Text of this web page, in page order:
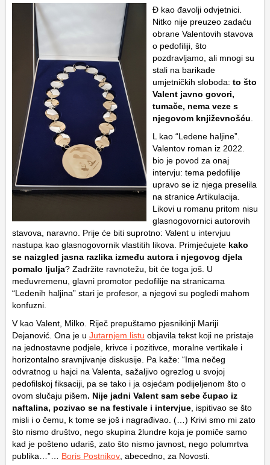
Đ kao đavolji odvjetnici.
Nitko nije preuzeo zadaću
obrane Valentovih stavova
o pedofiliji, što
pozdravljamo, ali mnogi su
stali na barikade
umjetničkih sloboda: to što
Valent javno govori,
tumače, nema veze s
njegovom književnošću
L kao “Ledene haljine”.
Valentov roman iz 2022.
bio je povod za onaj
intervju: tema pedofilije
upravo se iz njega preselila
na stranice Artikulacija.
Likovi u romanu pritom nisu
glasnogovornici autorovih
stavova, naravno. Prije će biti suprotno: Valent u intervjuu
nastupa kao glasnogovornik vlastitih likova. Primjećujete kako
se naizgled jasna razlika između autora i njegovog djela
pomalo ljulja? Zadržite ravnotežu, bit će toga još. U
međuvremenu, glavni promotor pedofilije na stranicama
“Ledenih haljina” stari je profesor, a njegovi su pogledi mahom
konfuzni.
V kao Valent, Milko. Riječ prepuštamo pjesnikinji Mariji
Dejanović . Ona je u Jutarnjem listu objavila tekst koji ne pristaje
na jednostavne podjele, krivce i pozitivce, moralne vertikale i
horizontalno sravnjivanje diskusije. Pa kaže: “Ima nečeg
odvratnog u hajci na Valenta, sažaljivo ogrezlog u svojoj
pedofilskoj fiksaciji, pa se tako i ja osjećam podijeljenom što o
ovom slučaju pišem. Nije jadni Valent sam sebe čupao iz
naftalina, pozivao se na festivale i intervjue , ispitivao se što
misli i o čemu, k tome se još i nagrađivao. (…) Krivi smo mi zato
što nismo društvo, nego skupina žlundre koja je pomiče samo
kad je pošteno udariš, zato što nismo javnost, nego polumrtva
publika…”… Boris Postnikov , abecedno, za Novosti.